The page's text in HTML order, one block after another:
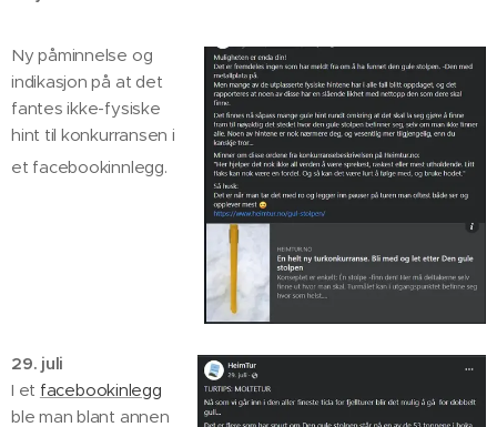
Ny påminnelse og
indikasjon på at det
fantes ikke-fysiske
hint til konkurransen i
et facebookinnlegg.
29. juli
I et facebookinlegg
ble man blant annen